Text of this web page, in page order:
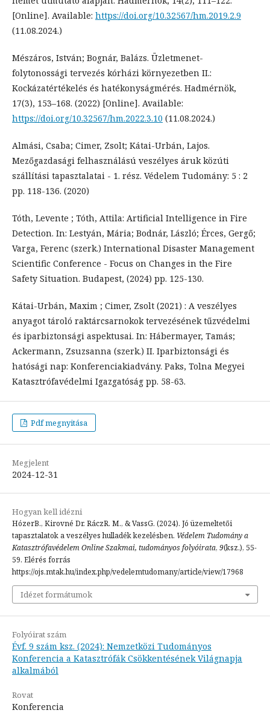
[Online]. Available: https://doi.org/10.32567/hm.2019.2.9
(11.08.2024.)
Mészáros, István; Bognár, Balázs. Üzletmenet-
folytonossági tervezés kórházi környezetben II.:
Kockázatértékelés és hatékonyságmérés. Hadmérnök,
17(3), 153–168. (2022) [Online]. Available:
https://doi.org/10.32567/hm.2022.3.10 (11.08.2024.)
Almási, Csaba; Cimer, Zsolt; Kátai-Urbán, Lajos.
Mezőgazdasági felhasználású veszélyes áruk közúti
szállítási tapasztalatai - 1. rész. Védelem Tudomány: 5 : 2
pp. 118-136. (2020)
Tóth, Levente ; Tóth, Attila: Artificial Intelligence in Fire
Detection. In: Lestyán, Mária; Bodnár, László; Érces, Gergő;
Varga, Ferenc (szerk.) International Disaster Management
Scientific Conference - Focus on Changes in the Fire
Safety Situation. Budapest, (2024) pp. 125-130.
Kátai-Urbán, Maxim ; Cimer, Zsolt (2021) : A veszélyes
anyagot tároló raktárcsarnokok tervezésének tűzvédelmi
és iparbiztonsági aspektusai. In: Hábermayer, Tamás;
Ackermann, Zsuzsanna (szerk.) II. Iparbiztonsági és
hatósági nap: Konferenciakiadvány. Paks, Tolna Megyei
Katasztrófavédelmi Igazgatóság pp. 58-63.
Pdf megnyitása
Megjelent
2024-12-31
Hogyan kell idézni
HózerB., Kirovné Dr. RáczR. M., & VassG. (2024). Jó üzemeltetői
tapasztalatok a veszélyes hulladék kezelésben. Védelem Tudomány a
Katasztrófavédelem Online Szakmai, tudományos folyóirata, 9(ksz.), 55-
59. Elérés forrás
https://ojs.mtak.hu/index.php/vedelemtudomany/article/view/17968
Idézet formátumok
Folyóirat szám
Évf. 9 szám ksz. (2024): Nemzetközi Tudományos
Konferencia a Katasztrófák Csökkentésének Világnapja
alkalmából
Rovat
Konferencia